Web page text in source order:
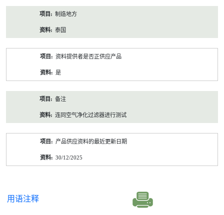
制造地方
泰国
资料提供者是否正供应产品
是
备注
连同空气净化过滤器进行测试
产品供应资料的最近更新日期
30/12/2025
用语注释